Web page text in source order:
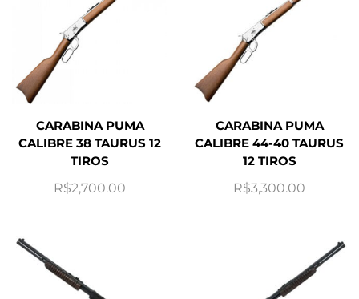
CARABINA PUMA
CALIBRE 38 TAURUS 12
TIROS
R$2,700.00
CARABINA PUMA
CALIBRE 44-40 TAURUS
12 TIROS
R$3,300.00